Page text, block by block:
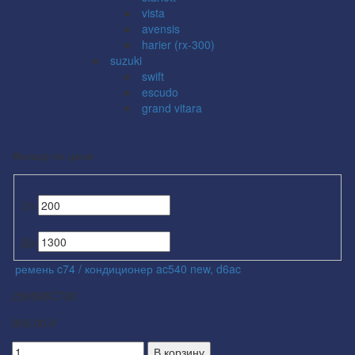
vista
avensis
harier (rx-300)
suzuki
swift
escudo
grand vitara
Фильтр по цене
От
До
ремень c74 / кондиционер ac540 new, d6ac
256568C700
950.00 ₽